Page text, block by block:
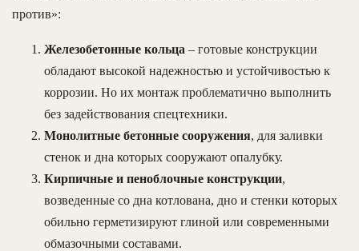
против»:
Железобетонные кольца – готовые конструкции
обладают высокой надежностью и устойчивостью к
коррозии. Но их монтаж проблематично выполнить
без задействования спецтехники.
Монолитные бетонные сооружения, для заливки
стенок и дна которых сооружают опалубку.
Кирпичные и пеноблочные конструкции,
возведенные со дна котлована, дно и стенки которых
обильно герметизируют глиной или современными
обмазочными составами.